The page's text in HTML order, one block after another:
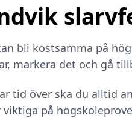
bli kostsamma på
markera det och gå
tid över ska du alltid
viktiga på